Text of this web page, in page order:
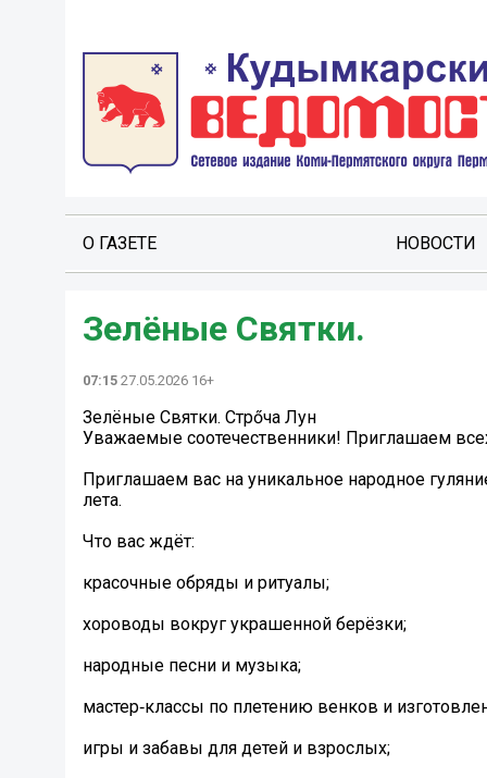
О ГАЗЕТЕ НОВОСТИ
Зелёные Святки.
07:15 27.05.2026 16+
Зелёные Святки. Стрőча Лун
Уважаемые соотечественники! Приглашаем
Приглашаем вас на уникальное народное
лета.
Что вас ждёт:
красочные обряды и ритуалы;
хороводы вокруг украшенной берёзки;
народные песни и музыка;
мастер‑классы по плетению венков и
игры и забавы для детей и взрослых;